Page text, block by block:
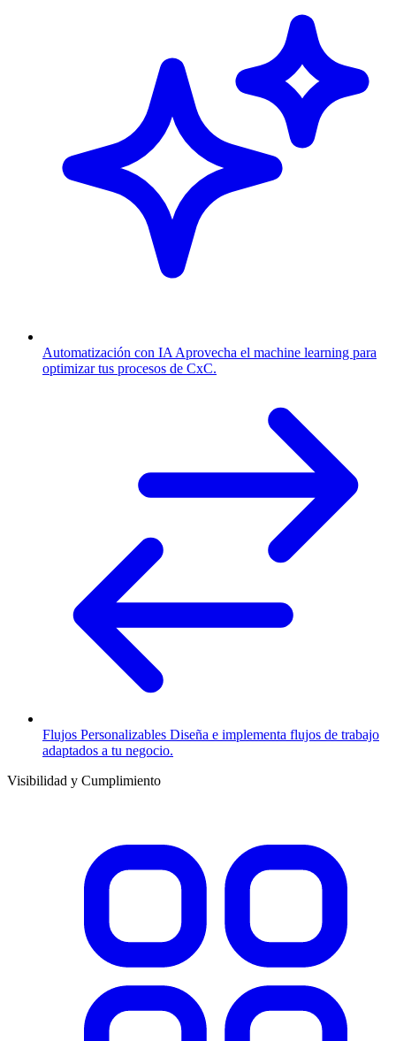
Automatización con IA Aprovecha el machine learning para
optimizar tus procesos de CxC.
Flujos Personalizables Diseña e implementa flujos de trabajo
adaptados a tu negocio.
Visibilidad y Cumplimiento